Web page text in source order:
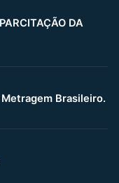
DA
Brasileiro.